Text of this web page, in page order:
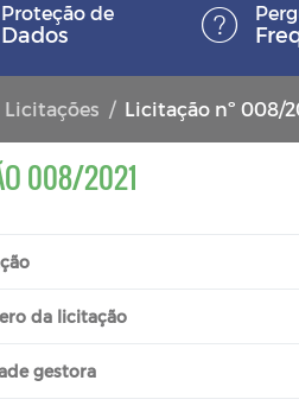
Proteção de
Dados
Licitações Licitação nº 008/
008/2021
da licitação
gestora